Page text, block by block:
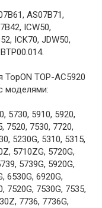
AS07B71,
ICW50,
ICK70, JDW50,
TOP-AC5920
моделями:
5730, 5910, 5920,
7520, 7530, 7720,
5230G, 5310, 5315,
5710ZG, 5720G,
5739G, 5920G,
6530G, 6920G,
7520G, 7530G, 7535,
7736, 7736G,